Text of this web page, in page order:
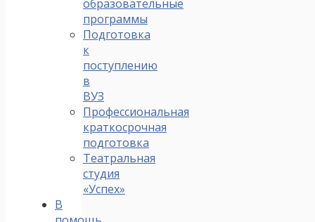
образовательные
программы
Подготовка
к
поступлению
в
ВУЗ
Профессиональная
краткосрочная
подготовка
Театральная
студия
«Успех»
В